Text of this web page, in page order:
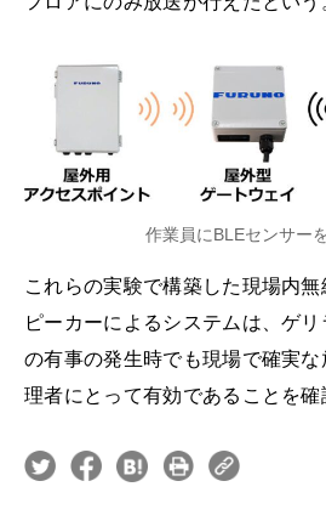
作業員にBLEセンサー
これらの実験で構築した現場内
ピーカーによるシステムは、ゲ
の有事の発生時でも現場で確実
理者にとって有効であることを確